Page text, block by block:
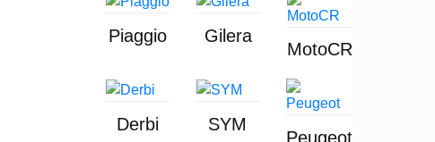
Piaggio Gilera
MotoCR
Derbi SYM
Peugeot